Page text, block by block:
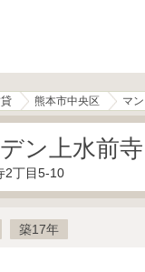
熊本市中央区 マ
ン上水前寺
2丁目5-10
築17年